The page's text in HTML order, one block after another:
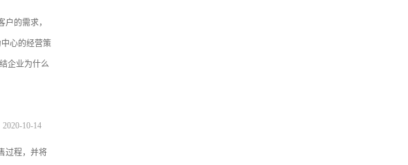
的需求，
心的经营策
企业为什么
10-14
过程，并将